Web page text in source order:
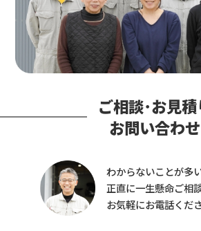
ご相談･お見積
お問い合わせ
わからないことが多
正直に一生懸命ご相
お気軽にお電話くださ